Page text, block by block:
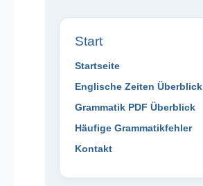
Start
Startseite
Englische Zeiten Überblick
Grammatik PDF Überblick
Häufige Grammatikfehler
Kontakt